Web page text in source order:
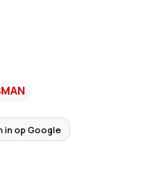
in op Google